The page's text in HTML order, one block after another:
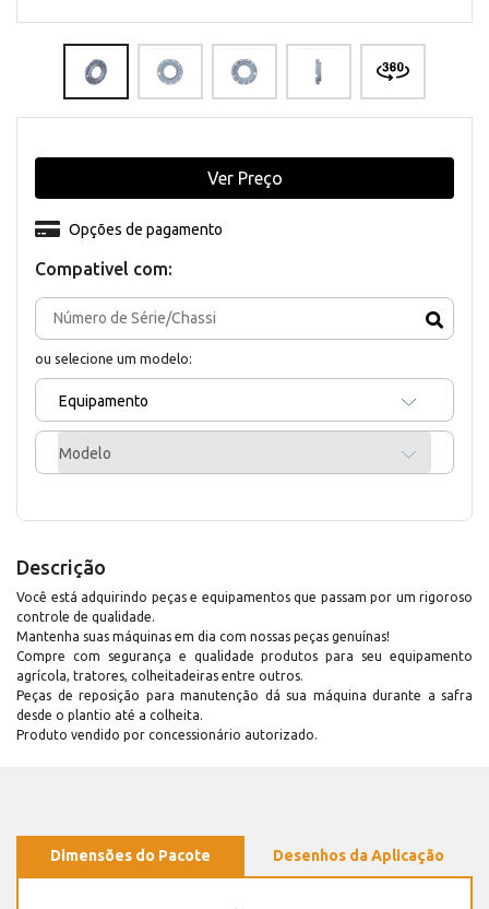
Compativel com:
ou selecione um modelo:
Equipamento
Modelo
Opções de pagamento
Ver Preço
Descrição
Você está adquirindo peças e equipamentos que passam por um rigoroso
controle de qualidade.
Mantenha suas máquinas em dia com nossas peças genuínas!
Compre com segurança e qualidade produtos para seu equipamento
agrícola, tratores, colheitadeiras entre outros.
Peças de reposição para manutenção dá sua máquina durante a safra
desde o plantio até a colheita.
Produto vendido por concessionário autorizado.
Dimensões do Pacote Desenhos da Aplicação